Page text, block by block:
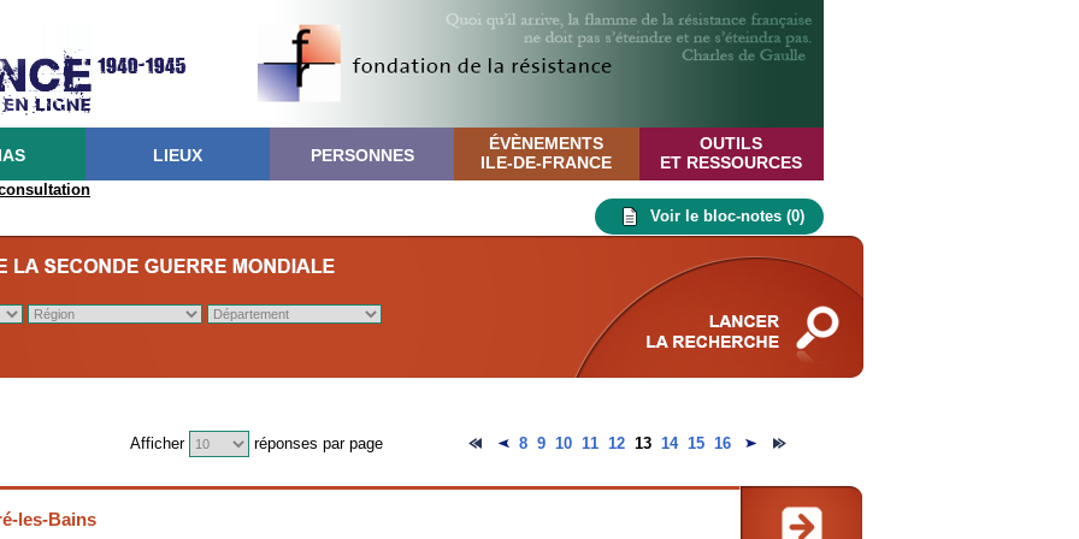
LIEUX PERSONNES
ÉVÈNEMENTS
ILE-DE-FRANCE
OUTILS
ET RESSOURCES
Voir le bloc-notes (0)
Afficher réponses par page 8 9 10 11 12 13 14 15 16
les-Bains